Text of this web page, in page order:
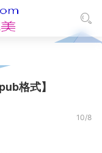
格式】
10/8